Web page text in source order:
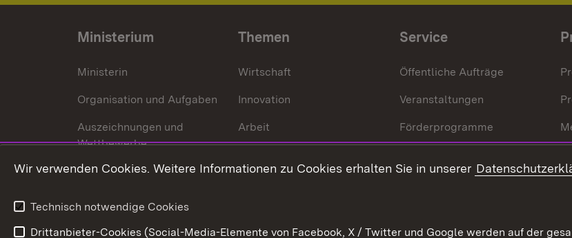
Ministerium
Ministerin
Organisation und Aufgaben
Auszeichnungen und
Wettbewerbe
Themen
Wirtschaft
Innovation
Arbeit
Service
Öffentliche Aufträge
Veranstaltungen
Förderprogramme
Wir verwenden Cookies. Weitere Informationen zu Cookies erhalten Sie in unserer
Technisch notwendige Cookies
Drittanbieter-Cookies (Social-Media-Elemente von Facebook, X / Twitter und Google werden auf der